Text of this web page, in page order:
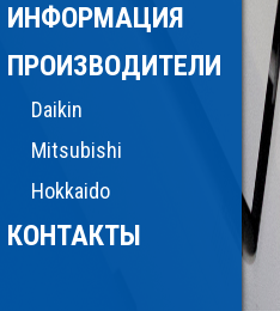
ИНФОРМАЦИЯ
ПРОИЗВОДИТЕЛИ
Daikin
Mitsubishi
Hokkaido
КОНТАКТЫ